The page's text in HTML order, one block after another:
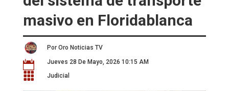
masivo en Floridablanca
Por Oro Noticias TV
 Jueves 28 De Mayo, 2026 10:15 AM
 Judicial